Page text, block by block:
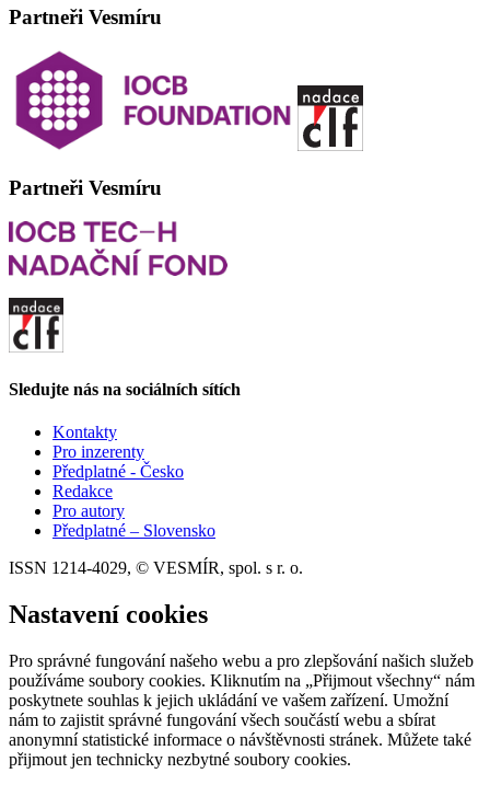
Partneři Vesmíru
Partneři Vesmíru
Sledujte nás na sociálních sítích
Kontakty
Pro inzerenty
Předplatné - Česko
Redakce
Pro autory
Předplatné – Slovensko
ISSN 1214-4029, © VESMÍR, spol. s r. o.
Nastavení cookies
Pro správné fungování našeho webu a pro zlepšování našich služeb
používáme soubory cookies. Kliknutím na „Přijmout všechny“ nám
poskytnete souhlas k jejich ukládání ve vašem zařízení. Umožní
nám to zajistit správné fungování všech součástí webu a sbírat
anonymní statistické informace o návštěvnosti stránek. Můžete také
přijmout jen technicky nezbytné soubory cookies.